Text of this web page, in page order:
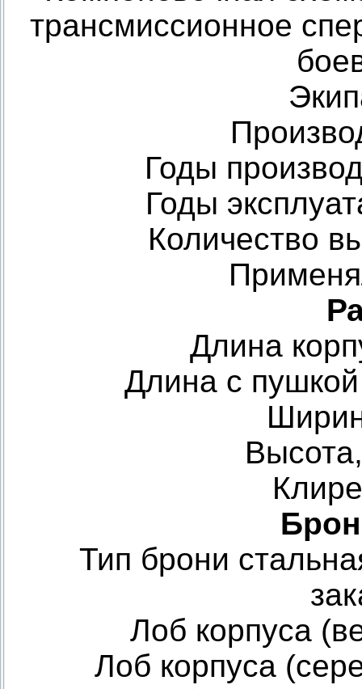
трансмиссионное
Годы
Годы
Количество
Длина
Длина с
Тип брони
Лоб корпуса
Лоб корпуса